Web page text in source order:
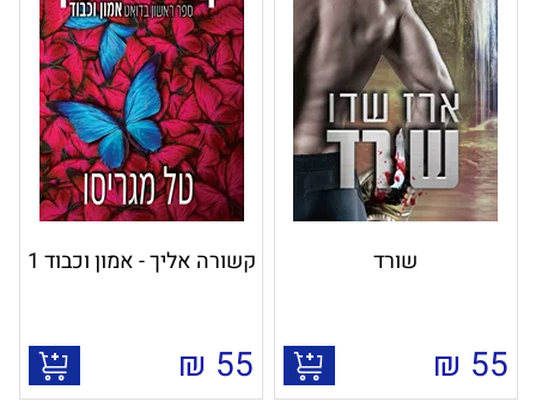
שורד
55
₪
קשורה אליך - אמון וכבוד 1
55
₪